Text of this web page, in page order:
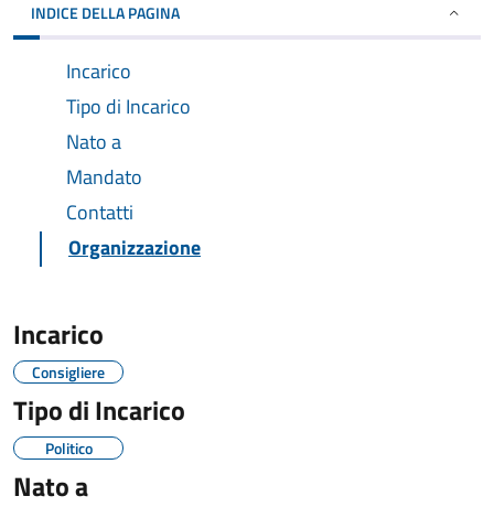
INDICE DELLA PAGINA
Incarico
Tipo di Incarico
Nato a
Mandato
Contatti
Organizzazione
Incarico
Consigliere
Tipo di Incarico
Politico
Nato a